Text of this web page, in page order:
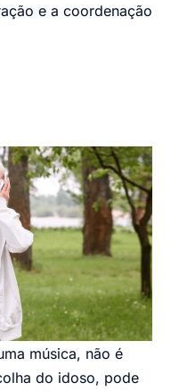
e a coordenação
música, não é
do idoso, pode